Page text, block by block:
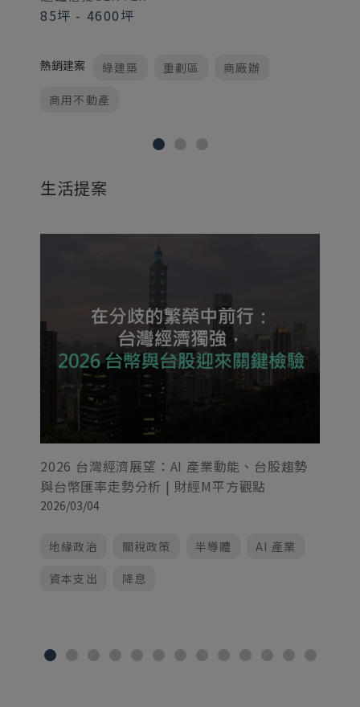
85坪 - 4600坪
熱銷建案 綠建築 重劃區
商廠辦
商用不動產
生活提案
2026 台灣經濟展望：AI 產業動能、台股趨勢
與台幣匯率走勢分析 | 財經M平方觀點
2026/03/04
地緣政治 關稅政策 半導體
AI 產業
資本支出
降息